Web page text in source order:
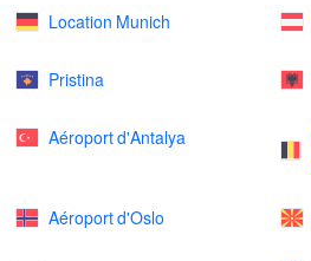
Location Munich
Pristina
Aéroport d'Antalya
Aéroport d'Oslo